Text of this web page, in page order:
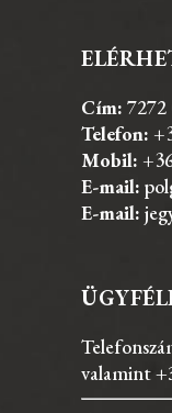
Cím: 7272
Telefon:
Mobil:
E-mail:
E-mail:
valamint